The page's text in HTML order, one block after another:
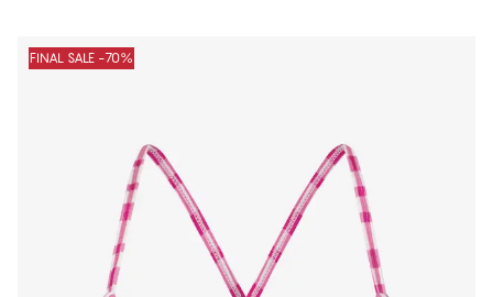
FINAL SALE -70%